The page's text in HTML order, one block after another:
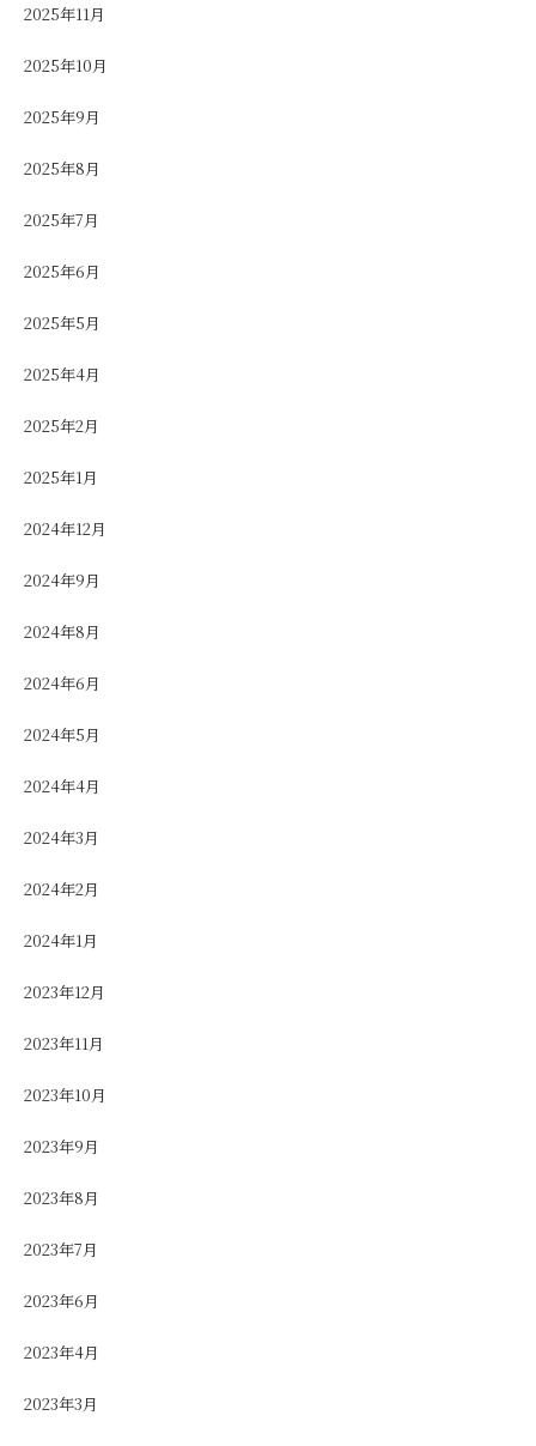
2025年11月
2025年10月
2025年9月
2025年8月
2025年7月
2025年6月
2025年5月
2025年4月
2025年2月
2025年1月
2024年12月
2024年9月
2024年8月
2024年6月
2024年5月
2024年4月
2024年3月
2024年2月
2024年1月
2023年12月
2023年11月
2023年10月
2023年9月
2023年8月
2023年7月
2023年6月
2023年4月
2023年3月